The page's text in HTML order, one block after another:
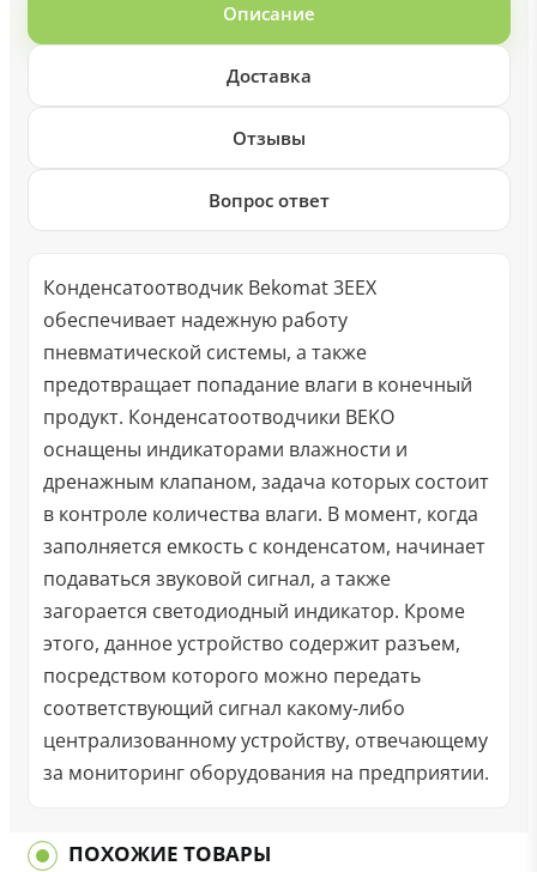
Описание
Доставка
Отзывы
Вопрос ответ
Конденсатоотводчик Bekomat 3EEX
обеспечивает надежную работу
пневматической системы, а также
предотвращает попадание влаги в конечный
продукт. Конденсатоотводчики BEKO
оснащены индикаторами влажности и
дренажным клапаном, задача которых состоит
в контроле количества влаги. В момент, когда
заполняется емкость с конденсатом, начинает
подаваться звуковой сигнал, а также
загорается светодиодный индикатор. Кроме
этого, данное устройство содержит разъем,
посредством которого можно передать
соответствующий сигнал какому-либо
централизованному устройству, отвечающему
за мониторинг оборудования на предприятии.
ПОХОЖИЕ ТОВАРЫ